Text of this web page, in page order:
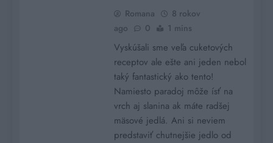
Romana
8 rokov
ago
0 1 mins
Vyskúšali sme veľa cuketových
receptov ale ešte ani jeden nebol
taký fantastický ako tento!
Namiesto paradoj môže ísť na
vrch aj slanina ak máte radšej
mäsové jedlá. Ani si neviem
predstaviť chutnejšie jedlo od